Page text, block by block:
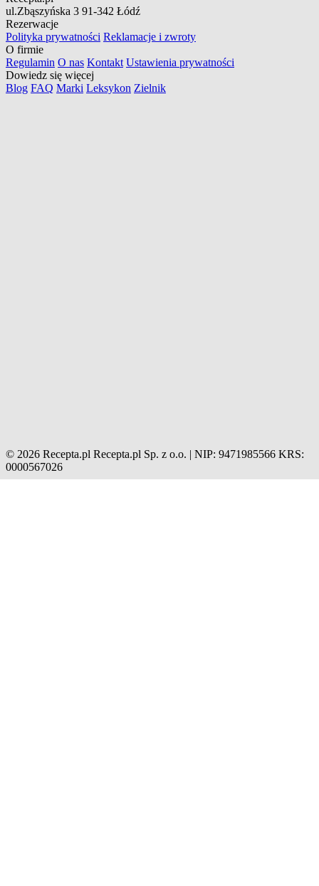
ul.Zbąszyńska 3 91-342 Łódź
Rezerwacje
Polityka prywatności Reklamacje i zwroty
O firmie
Regulamin O nas Kontakt Ustawienia prywatności
Dowiedz się więcej
Blog FAQ Marki Leksykon Zielnik
© 2026 Recepta.pl Recepta.pl Sp. z o.o. | NIP: 9471985566 KRS:
0000567026